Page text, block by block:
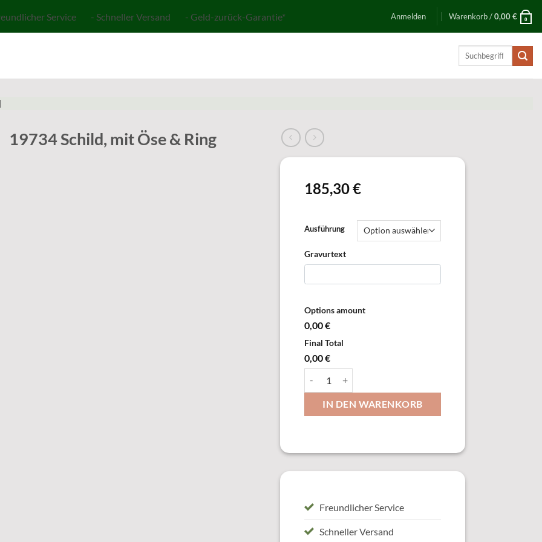
Service - Schneller Versand - Geld-zurück-Garantie* Anmelden Warenkorb /0,00€ 0
Suchen
19734 Schild, mit Öse & Ring
185,30€
Ausführung
Gravurtext
Options amount
0,00 €
Final Total
0,00 €
IN DEN WARENKORB
Freundlicher Service
Schneller Versand